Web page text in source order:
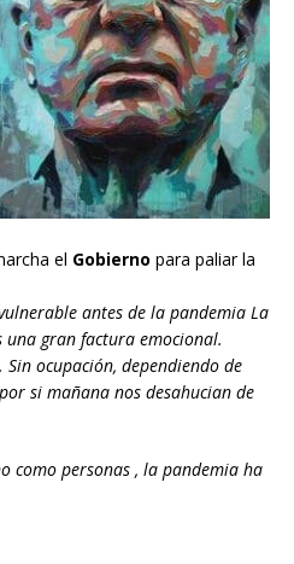
el Gobierno para paliar la
antes de la pandemia La
una gran factura emocional.
ocupación, dependiendo de
si mañana nos desahucian de
como personas , la pandemia ha